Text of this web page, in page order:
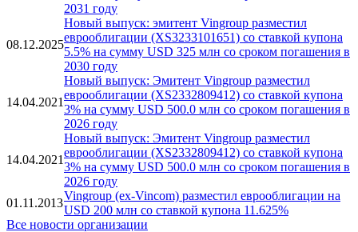
2031 году
08.12.2025
Новый выпуск: эмитент Vingroup разместил
еврооблигации (XS3233101651) со ставкой купона
5.5% на сумму USD 325 млн со сроком погашения в
2030 году
14.04.2021
Новый выпуск: Эмитент Vingroup разместил
еврооблигации (XS2332809412) со ставкой купона
3% на сумму USD 500.0 млн со сроком погашения в
2026 году
14.04.2021
Новый выпуск: Эмитент Vingroup разместил
еврооблигации (XS2332809412) со ставкой купона
3% на сумму USD 500.0 млн со сроком погашения в
2026 году
01.11.2013
Vingroup (ex-Vincom) разместил еврооблигации на
USD 200 млн со ставкой купона 11.625%
Все новости организации